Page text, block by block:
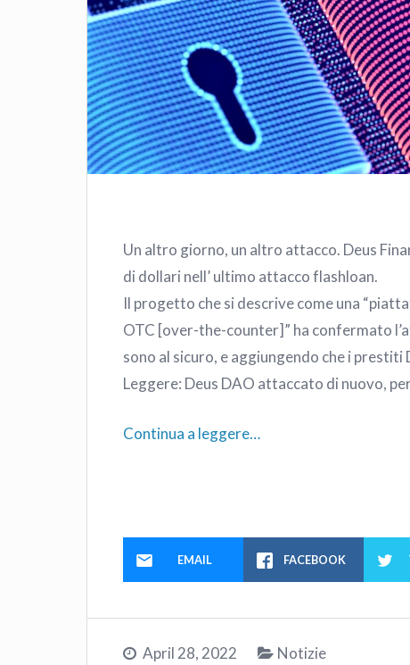
Un altro giorno, un altro attacco. Deus
di dollari nell’ ultimo attacco flashloan.
Il progetto che si descrive come una
OTC [over-the-counter]” ha confermato
sono al sicuro, e aggiungendo che i
Leggere: Deus DAO attaccato di nuovo,
Continua a leggere…
EMAIL FACEBOOK
April 28, 2022 Notizie